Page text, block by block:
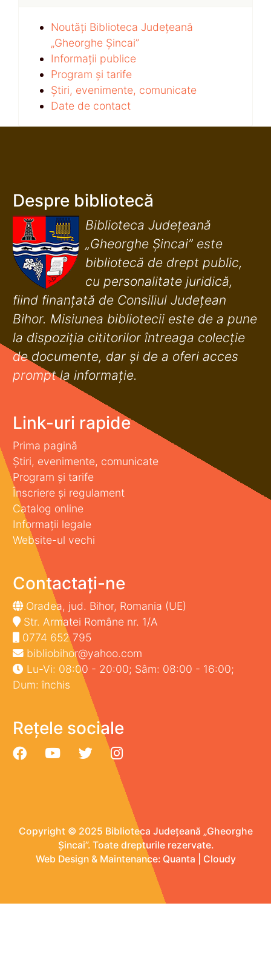
Noutăți Biblioteca Județeană
„Gheorghe Șincai”
Informații publice
Program și tarife
Știri, evenimente, comunicate
Date de contact
Despre bibliotecă
Biblioteca Județeană
„Gheorghe Șincai” este
bibliotecă de drept public,
cu personalitate juridică,
fiind finanţată de Consiliul Judeţean
Bihor. Misiunea bibliotecii este de a pune
la dispoziţia cititorilor întreaga colecţie
de documente, dar şi de a oferi acces
prompt la informaţie.
Link-uri rapide
Prima pagină
Știri, evenimente, comunicate
Program și tarife
Înscriere și regulament
Catalog online
Informații legale
Website-ul vechi
Contactați-ne
Oradea, jud. Bihor, Romania (UE)
Str. Armatei Române nr. 1/A
0774 652 795
bibliobihor@yahoo.com
Lu-Vi: 08:00 - 20:00; Sâm: 08:00 - 16:00;
Dum: închis
Rețele sociale
Copyright © 2025 Biblioteca Județeană „Gheorghe
Șincai”. Toate drepturile rezervate.
Web Design & Maintenance: Quanta Cloudy